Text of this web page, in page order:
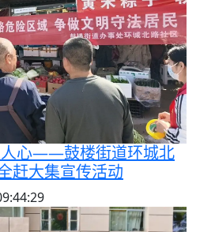
人心——鼓楼街道环城北
赶大集宣传活动